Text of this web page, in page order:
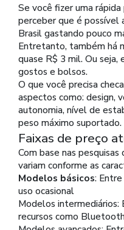
Se você fizer uma
perceber que é possível
Brasil gastando pouco
Entretanto, também há
quase R$ 3 mil. Ou
gostos e bolsos.
O que você precisa
aspectos como: design,
autonomia, nível de
peso máximo suportado.
Faixas de preço
Com base nas
variam conforme as
Modelos básicos:
uso ocasional
Modelos intermediários:
recursos como